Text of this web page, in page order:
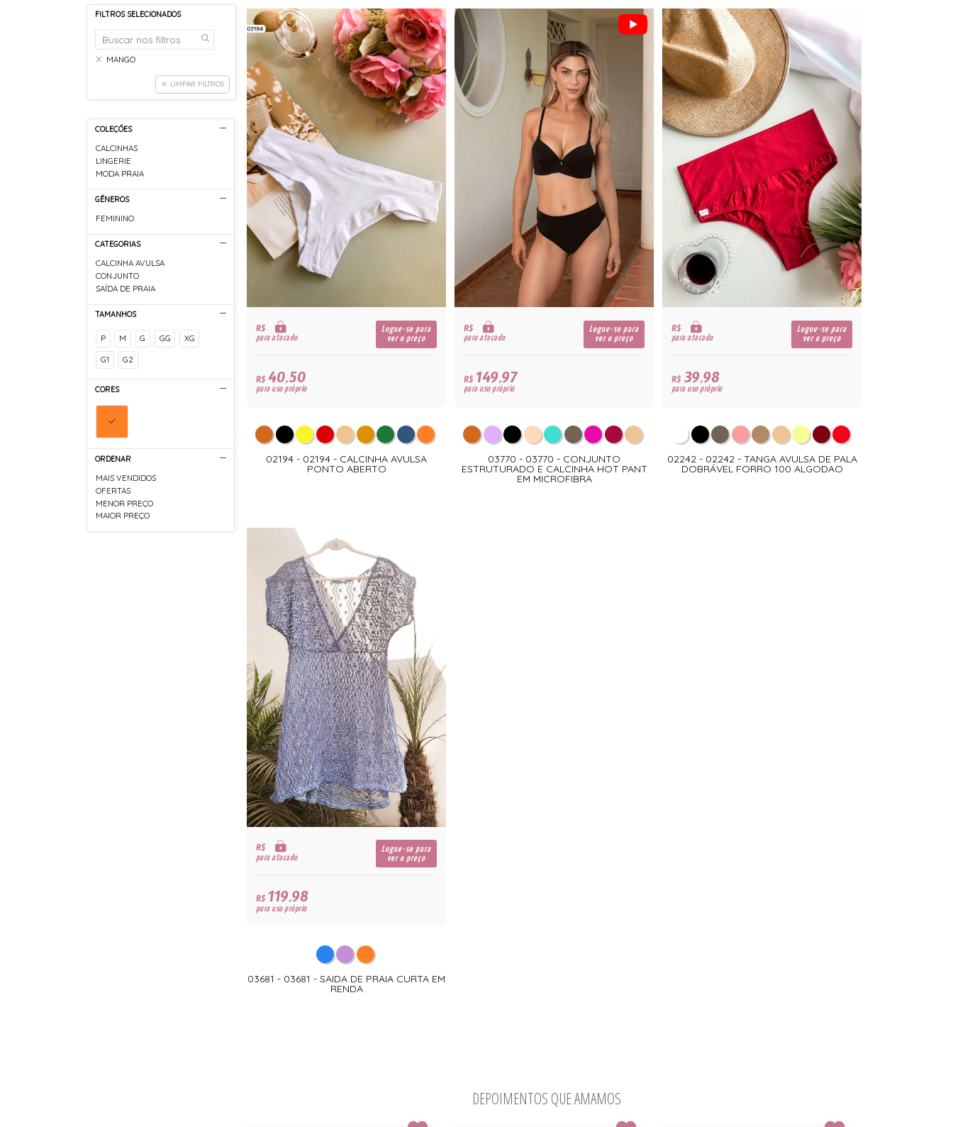
FILTROS SELECIONADOS
MANGO
LIMPAR FILTROS
COLEÇÕES
CALCINHAS
LINGERIE
MODA PRAIA
GÊNEROS
FEMININO
CATEGORIAS
CALCINHA AVULSA
CONJUNTO
SAÍDA DE PRAIA
TAMANHOS
P M G GG XG
G1 G2
CORES
ORDENAR
MAIS VENDIDOS
OFERTAS
MENOR PREÇO
MAIOR PREÇO
R$
para atacado
Logue-se para
ver o preço
R$40,50
para uso próprio
02194 - 02194 - CALCINHA AVULSA
PONTO ABERTO
R$
para atacado
Logue-se para
ver o preço
R$149,97
para uso próprio
03770 - 03770 - CONJUNTO
ESTRUTURADO E CALCINHA HOT PANT
EM MICROFIBRA
R$
para atacado
Logue-se para
ver o preço
R$39,98
para uso próprio
02242 - 02242 - TANGA AVULSA DE PALA
DOBRÁVEL FORRO 100 ALGODAO
R$
para atacado
Logue-se para
ver o preço
R$119,98
para uso próprio
03681 - 03681 - SAIDA DE PRAIA CURTA EM
RENDA
DEPOIMENTOS QUE AMAMOS